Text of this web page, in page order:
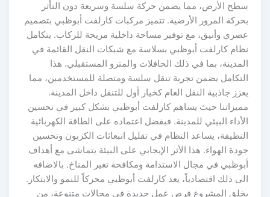
سطح الأرض، مما يضمن حركة سلسة وسريعة دون التأثر
بحركة المرور الأرضية. تتميز مركبات كارلفت أبوظبي بتصميم
عصري وأنيق، مع توفير مساحة داخلية مريحة للركاب. يتكامل
نظام كارلفت أبوظبي بسلاسة مع شبكات النقل القائمة في
المدينة، بما في ذلك الحافلات والمترو المستقبلي. هذا
التكامل يضمن تجربة تنقل سلسة ومتصلة للمستخدمين، مما
يعزز جاذبية النقل العام كخيار أول للتنقل داخل المدينة.
مميزاتنا حيث يساهم كارلفت أبوظبي بشكل كبير في تحسين
الأداء البيئي للمدينة. فبفضل اعتماده على الطاقة الكهربائية
النظيفة، يساعد النظام في تقليل انبعاثات الكربون وتحسين
جودة الهواء. هذا الأثر الإيجابي على البيئة يتماشى مع أهداف
أبوظبي في مجال الاستدامة ومكافحة تغير المناخ. بالاضافه
الى ذلك اقتصادياً، يعد كارلفت أبوظبي محركاً للنمو والابتكار.
يخلق المشروع فرص عمل جديدة في مجالات متنوعة، من